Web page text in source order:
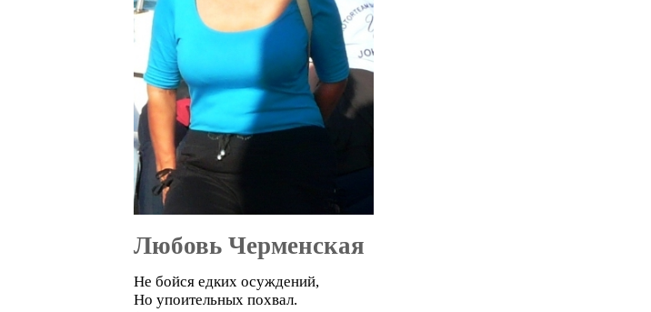
Любовь Черменская
Не бойся едких осуждений,
Но упоительных похвал.